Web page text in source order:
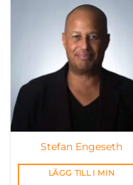
Stefan Engeseth
LÄGG TILL I MIN